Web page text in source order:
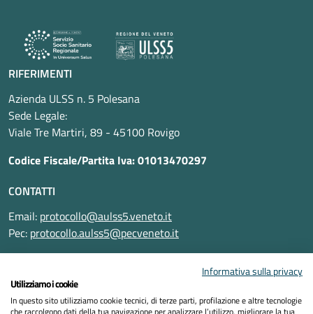
RIFERIMENTI
Azienda ULSS n. 5 Polesana
Sede Legale:
Viale Tre Martiri, 89 - 45100 Rovigo
Codice Fiscale/Partita Iva: 01013470297
CONTATTI
Email: protocollo@aulss5.veneto.it
Pec: protocollo.aulss5@pecveneto.it
Informativa sulla privacy
Utilizziamo i cookie
In questo sito utilizziamo cookie tecnici, di terze parti, profilazione e altre tecnologie